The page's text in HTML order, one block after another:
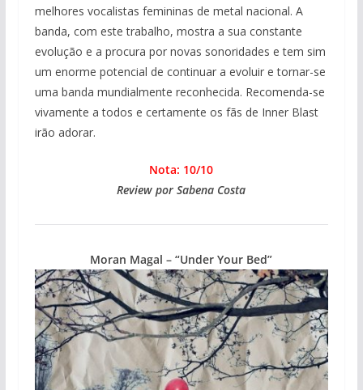
melhores vocalistas femininas de metal nacional. A
banda, com este trabalho, mostra a sua constante
evolução e a procura por novas sonoridades e tem sim
um enorme potencial de continuar a evoluir e tornar-se
uma banda mundialmente reconhecida. Recomenda-se
vivamente a todos e certamente os fãs de Inner Blast
irão adorar.
Nota: 10/10
Review por Sabena Costa
Moran Magal – “Under Your Bed”